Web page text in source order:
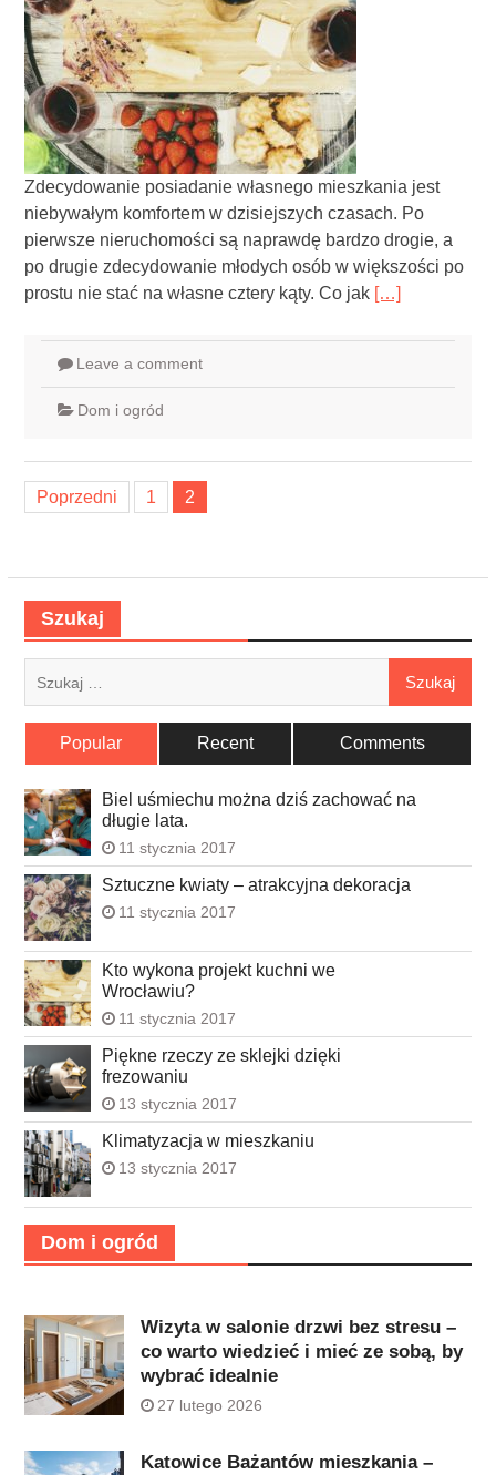
Zdecydowanie posiadanie własnego mieszkania jest
niebywałym komfortem w dzisiejszych czasach. Po
pierwsze nieruchomości są naprawdę bardzo drogie, a
po drugie zdecydowanie młodych osób w większości po
prostu nie stać na własne cztery kąty. Co jak […]
Leave a comment
Dom i ogród
Nawigacja
po
Poprzedni 1 2
Szukaj
Popular Recent Comments
Biel uśmiechu można dziś zachować na
długie lata.
11 stycznia 2017
Sztuczne kwiaty – atrakcyjna dekoracja
11 stycznia 2017
Kto wykona projekt kuchni we
Wrocławiu?
11 stycznia 2017
Piękne rzeczy ze sklejki dzięki
frezowaniu
13 stycznia 2017
Klimatyzacja w mieszkaniu
13 stycznia 2017
Dom i ogród
Wizyta w salonie drzwi bez stresu –
co warto wiedzieć i mieć ze sobą, by
wybrać idealnie
27 lutego 2026
Katowice Bażantów mieszkania –